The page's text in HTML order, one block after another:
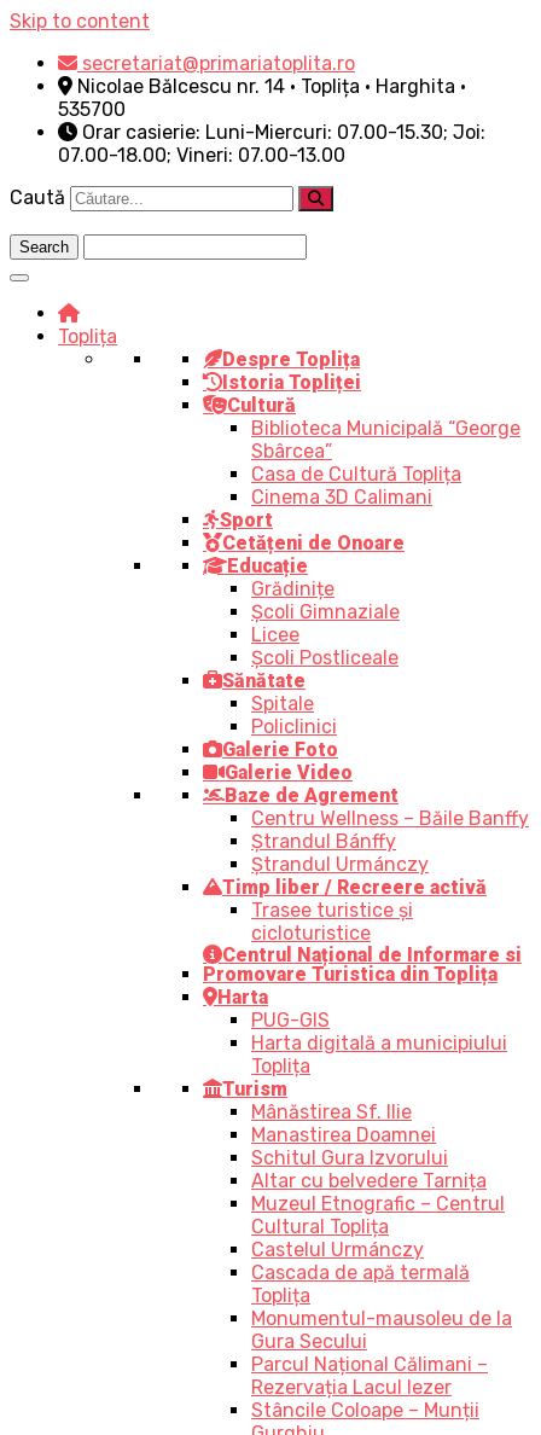
Skip to content
secretariat@primariatoplita.ro
Nicolae Bălcescu nr. 14 • Toplița • Harghita •
535700
Orar casierie: Luni-Miercuri: 07.00-15.30; Joi:
07.00-18.00; Vineri: 07.00-13.00
Caută
Toplița
Despre Toplița
Istoria Topliței
Cultură
Biblioteca Municipală “George
Sbârcea”
Casa de Cultură Toplița
Cinema 3D Calimani
Sport
Cetățeni de Onoare
Educație
Grădinițe
Școli Gimnaziale
Licee
Școli Postliceale
Sănătate
Spitale
Policlinici
Galerie Foto
Galerie Video
Baze de Agrement
Centru Wellness – Băile Banffy
Ștrandul Bánffy
Ștrandul Urmánczy
Timp liber / Recreere activă
Trasee turistice şi
cicloturistice
Centrul Național de Informare si
Promovare Turistica din Toplița
Harta
PUG-GIS
Harta digitală a municipiului
Toplița
Turism
Mânăstirea Sf. Ilie
Manastirea Doamnei
Schitul Gura Izvorului
Altar cu belvedere Tarnița
Muzeul Etnografic – Centrul
Cultural Toplița
Castelul Urmánczy
Cascada de apă termală
Toplița
Monumentul-mausoleu de la
Gura Secului
Parcul Național Călimani –
Rezervația Lacul Iezer
Stâncile Coloape – Munții